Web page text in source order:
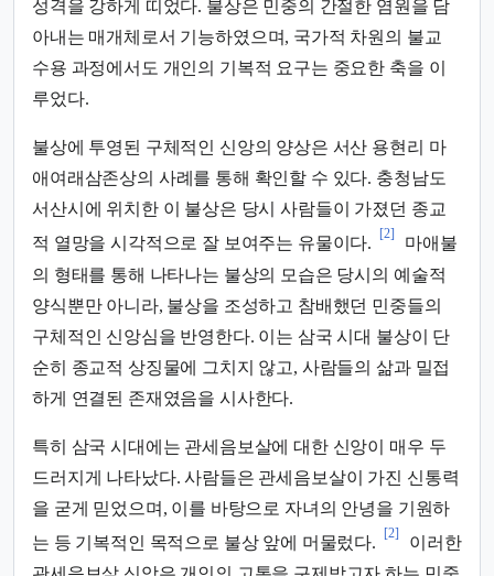
성격을 강하게 띠었다. 불상은 민중의 간절한 염원을 담
아내는 매개체로서 기능하였으며, 국가적 차원의 불교
수용 과정에서도 개인의 기복적 요구는 중요한 축을 이
루었다.
불상에 투영된 구체적인 신앙의 양상은 서산 용현리 마
애여래삼존상의 사례를 통해 확인할 수 있다. 충청남도
서산시에 위치한 이 불상은 당시 사람들이 가졌던 종교
적 열망을 시각적으로 잘 보여주는 유물이다.
[2]
마애불
의 형태를 통해 나타나는 불상의 모습은 당시의 예술적
양식뿐만 아니라, 불상을 조성하고 참배했던 민중들의
구체적인 신앙심을 반영한다. 이는 삼국 시대 불상이 단
순히 종교적 상징물에 그치지 않고, 사람들의 삶과 밀접
하게 연결된 존재였음을 시사한다.
특히 삼국 시대에는 관세음보살에 대한 신앙이 매우 두
드러지게 나타났다. 사람들은 관세음보살이 가진 신통력
을 굳게 믿었으며, 이를 바탕으로 자녀의 안녕을 기원하
는 등 기복적인 목적으로 불상 앞에 머물렀다.
[2]
이러한